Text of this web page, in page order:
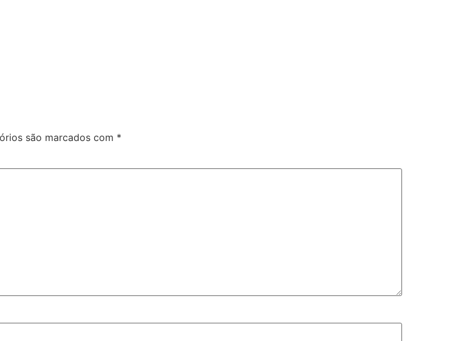
são marcados com *